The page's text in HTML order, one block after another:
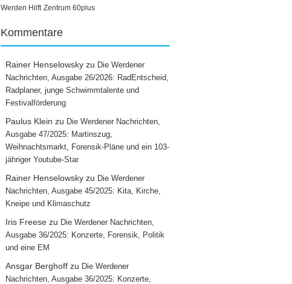
Werden Hilft Zentrum 60plus
Kommentare
Rainer Henselowsky zu Die Werdener
Nachrichten, Ausgabe 26/2026: RadEntscheid,
Radplaner, junge Schwimmtalente und
Festivalförderung
Paulus Klein zu Die Werdener Nachrichten,
Ausgabe 47/2025: Martinszug,
Weihnachtsmarkt, Forensik-Pläne und ein 103-
jähriger Youtube-Star
Rainer Henselowsky zu Die Werdener
Nachrichten, Ausgabe 45/2025: Kita, Kirche,
Kneipe und Klimaschutz
Iris Freese zu Die Werdener Nachrichten,
Ausgabe 36/2025: Konzerte, Forensik, Politik
und eine EM
Ansgar Berghoff zu Die Werdener
Nachrichten, Ausgabe 36/2025: Konzerte,